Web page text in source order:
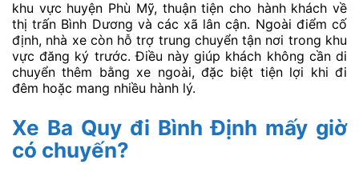
khu vực huyện Phù Mỹ, thuận tiện cho hành khách về
thị trấn Bình Dương và các xã lân cận. Ngoài điểm cố
định, nhà xe còn hỗ trợ trung chuyển tận nơi trong khu
vực đăng ký trước. Điều này giúp khách không cần di
chuyển thêm bằng xe ngoài, đặc biệt tiện lợi khi đi
đêm hoặc mang nhiều hành lý.
Xe Ba Quy đi Bình Định mấy giờ
có chuyến?